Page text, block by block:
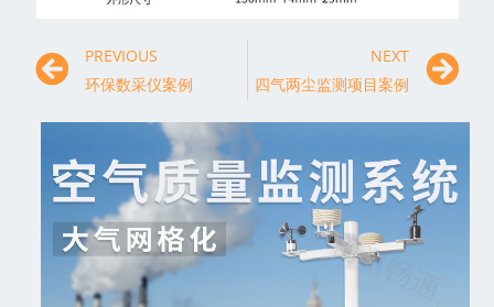
PREVIOUS
环保数采仪案例
NEXT
四气两尘监测项目案例